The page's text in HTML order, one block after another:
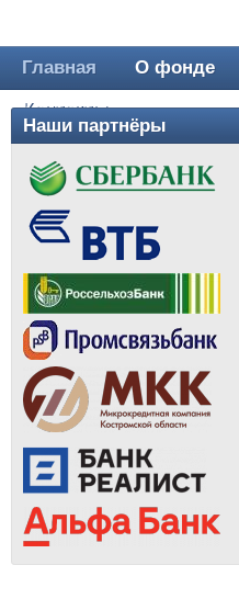
Главное меню
Главная О фонде
Контакты
Наши партнёры